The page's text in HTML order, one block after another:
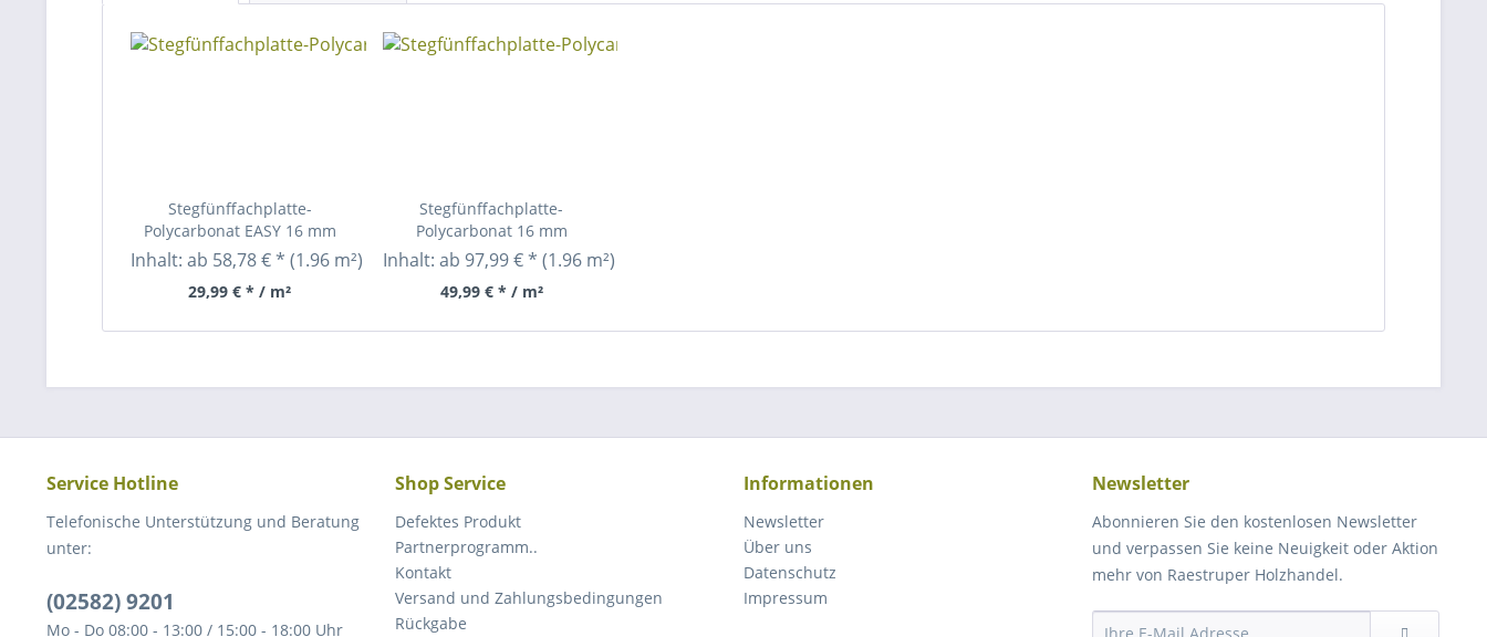
Stegfünffachplatte-
Polycarbonat EASY 16 mm
Inhalt: ab 58,78 € * (1.96 m²)
29,99 € * / m²
Stegfünffachplatte-
Polycarbonat 16 mm
Inhalt: ab 97,99 € * (1.96 m²)
49,99 € * / m²
Service Hotline
Telefonische Unterstützung und Beratung
unter:
(02582) 9201
Mo - Do 08:00 - 13:00 / 15:00 - 18:00 Uhr
Shop Service
Defektes Produkt
Partnerprogramm..
Kontakt
Versand und Zahlungsbedingungen
Rückgabe
Informationen
Newsletter
Über uns
Datenschutz
Impressum
Newsletter
Abonnieren Sie den kostenlosen Newsletter
und verpassen Sie keine Neuigkeit oder Aktion
mehr von Raestruper Holzhandel.